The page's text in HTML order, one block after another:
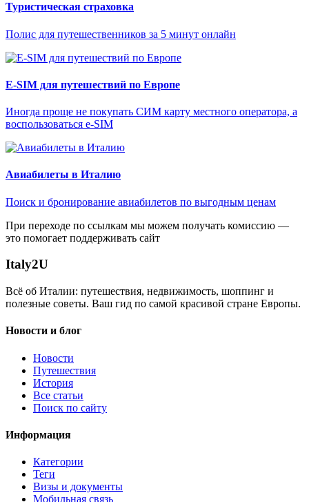
Туристическая страховка
Полис для путешественников за 5 минут онлайн
E-SIM для путешествий по Европе
Иногда проще не покупать СИМ карту местного оператора, а
воспользоваться e-SIM
Авиабилеты в Италию
Поиск и бронирование авиабилетов по выгодным ценам
При переходе по ссылкам мы можем получать комиссию —
это помогает поддерживать сайт
Italy2U
Всё об Италии: путешествия, недвижимость, шоппинг и
полезные советы. Ваш гид по самой красивой стране Европы.
Новости и блог
Новости
Путешествия
История
Все статьи
Поиск по сайту
Информация
Категории
Теги
Визы и документы
Мобильная связь